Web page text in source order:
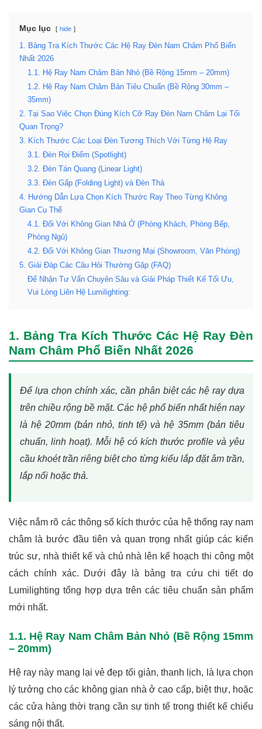
Mục lục hide
1. Bảng Tra Kích Thước Các Hệ Ray Đèn Nam Châm Phổ Biến
Nhất 2026
1.1. Hệ Ray Nam Châm Bản Nhỏ (Bề Rộng 15mm – 20mm)
1.2. Hệ Ray Nam Châm Bản Tiêu Chuẩn (Bề Rộng 30mm –
35mm)
2. Tại Sao Việc Chọn Đúng Kích Cỡ Ray Đèn Nam Châm Lại Tối
Quan Trọng?
3. Kích Thước Các Loại Đèn Tương Thích Với Từng Hệ Ray
3.1. Đèn Rọi Điểm (Spotlight)
3.2. Đèn Tán Quang (Linear Light)
3.3. Đèn Gấp (Folding Light) và Đèn Thả
4. Hướng Dẫn Lựa Chọn Kích Thước Ray Theo Từng Không
Gian Cụ Thể
4.1. Đối Với Không Gian Nhà Ở (Phòng Khách, Phòng Bếp,
Phòng Ngủ)
4.2. Đối Với Không Gian Thương Mại (Showroom, Văn Phòng)
5. Giải Đáp Các Câu Hỏi Thường Gặp (FAQ)
Để Nhận Tư Vấn Chuyên Sâu và Giải Pháp Thiết Kế Tối Ưu,
Vui Lòng Liên Hệ Lumilighting:
1. Bảng Tra Kích Thước Các Hệ Ray Đèn
Nam Châm Phổ Biến Nhất 2026
Để lựa chọn chính xác, cần phân biệt các hệ ray dựa
trên chiều rộng bề mặt. Các hệ phổ biến nhất hiện nay
là hệ 20mm (bản nhỏ, tinh tế) và hệ 35mm (bản tiêu
chuẩn, linh hoạt). Mỗi hệ có kích thước profile và yêu
cầu khoét trần riêng biệt cho từng kiểu lắp đặt âm trần,
lắp nổi hoặc thả.
Việc nắm rõ các thông số kích thước của hệ thống ray nam
châm là bước đầu tiên và quan trọng nhất giúp các kiến
trúc sư, nhà thiết kế và chủ nhà lên kế hoạch thi công một
cách chính xác. Dưới đây là bảng tra cứu chi tiết do
Lumilighting tổng hợp dựa trên các tiêu chuẩn sản phẩm
mới nhất.
1.1. Hệ Ray Nam Châm Bản Nhỏ (Bề Rộng 15mm
– 20mm)
Hệ ray này mang lại vẻ đẹp tối giản, thanh lịch, là lựa chọn
lý tưởng cho các không gian nhà ở cao cấp, biệt thự, hoặc
các cửa hàng thời trang cần sự tinh tế trong thiết kế chiếu
sáng nội thất.